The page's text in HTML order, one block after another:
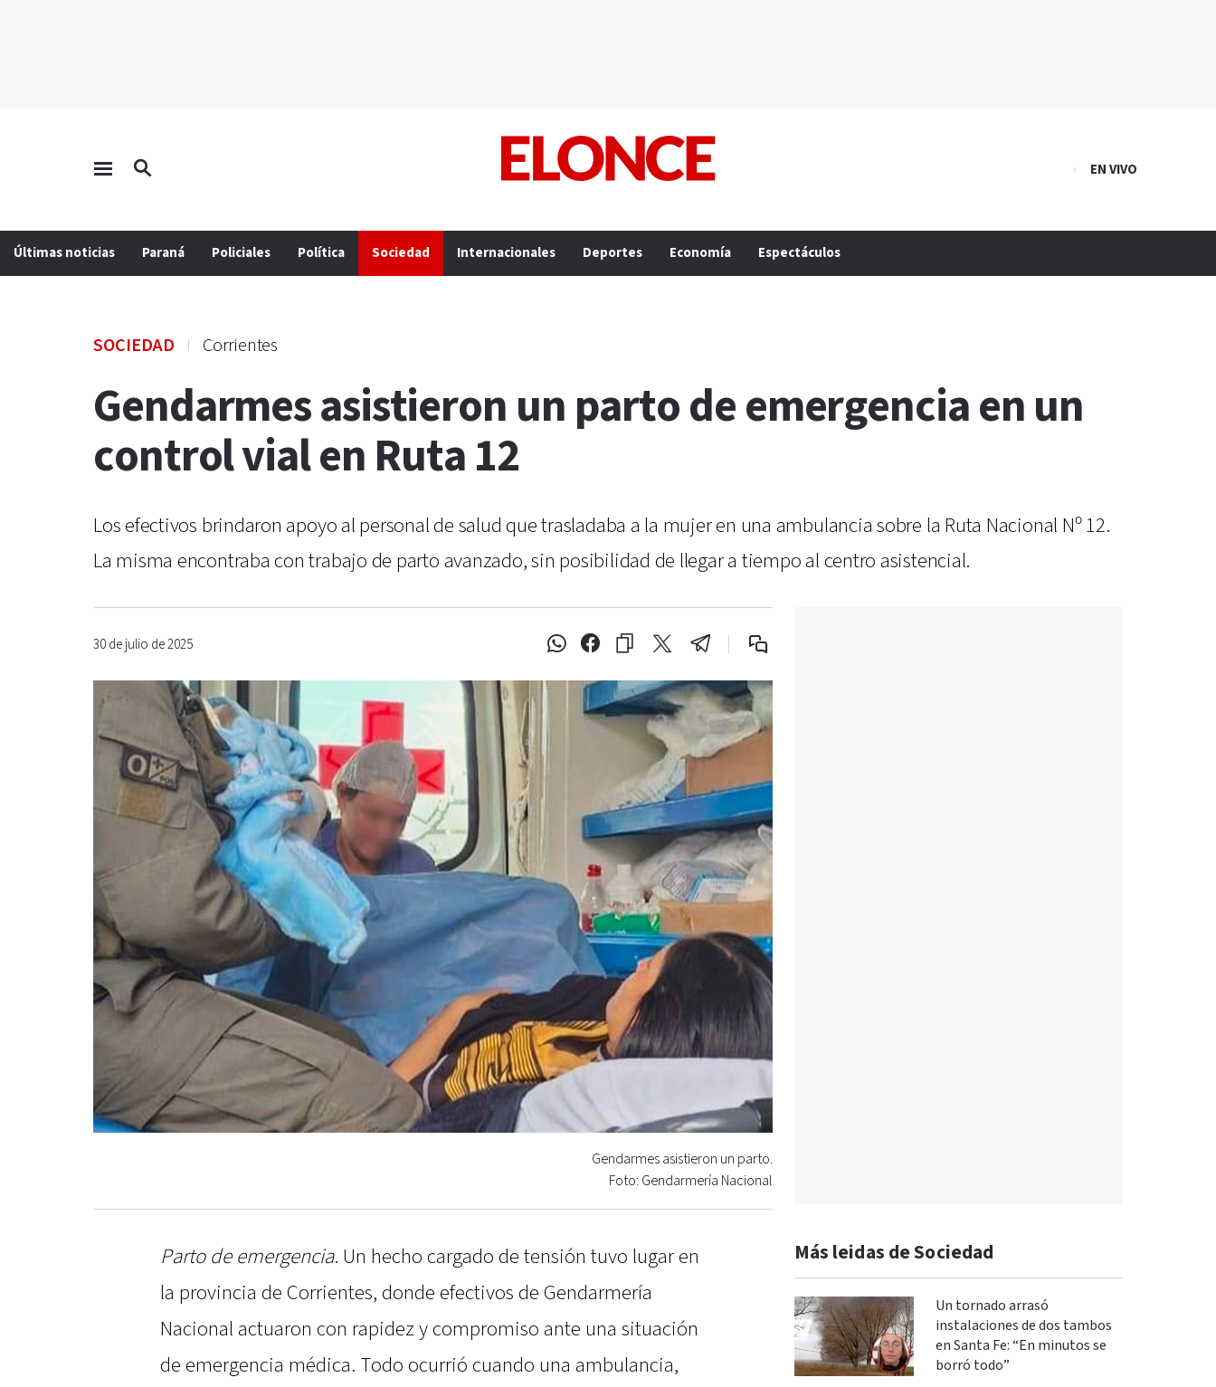
EN VIVO
Últimas noticias Paraná Policiales Política Sociedad Internacionales Deportes Economía Espectáculos
SOCIEDAD Corrientes
Gendarmes asistieron un parto de emergencia en un
control vial en Ruta 12
Los efectivos brindaron apoyo al personal de salud que trasladaba a la mujer en una ambulancia sobre la Ruta Nacional Nº 12.
La misma encontraba con trabajo de parto avanzado, sin posibilidad de llegar a tiempo al centro asistencial.
30 de julio de 2025
Gendarmes asistieron un parto.
Foto: Gendarmería Nacional
Parto de emergencia. Un hecho cargado de tensión tuvo lugar en
la provincia de Corrientes, donde efectivos de Gendarmería
Nacional actuaron con rapidez y compromiso ante una situación
de emergencia médica. Todo ocurrió cuando una ambulancia,
Más leidas de Sociedad
Un tornado arrasó
instalaciones de dos tambos
en Santa Fe: “En minutos se
borró todo”